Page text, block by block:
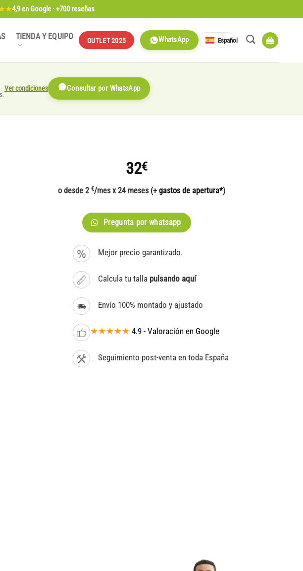
4,9en Google · +700 reseñas
TIENDA Y EQUIPO OUTLET 2025 WhatsApp Español
Ver condiciones Consultar por WhatsApp
32€
o desde 2 €/mes x 24 meses (+ gastos de apertura*)
Pregunta por whatsapp
Mejor precio garantizado.
Calcula tu talla pulsando aquí
Envío 100% montado y ajustado
★★★★★ 4.9 - Valoración en Google
Seguimiento post-venta en toda España